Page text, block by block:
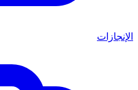
الإنجازات